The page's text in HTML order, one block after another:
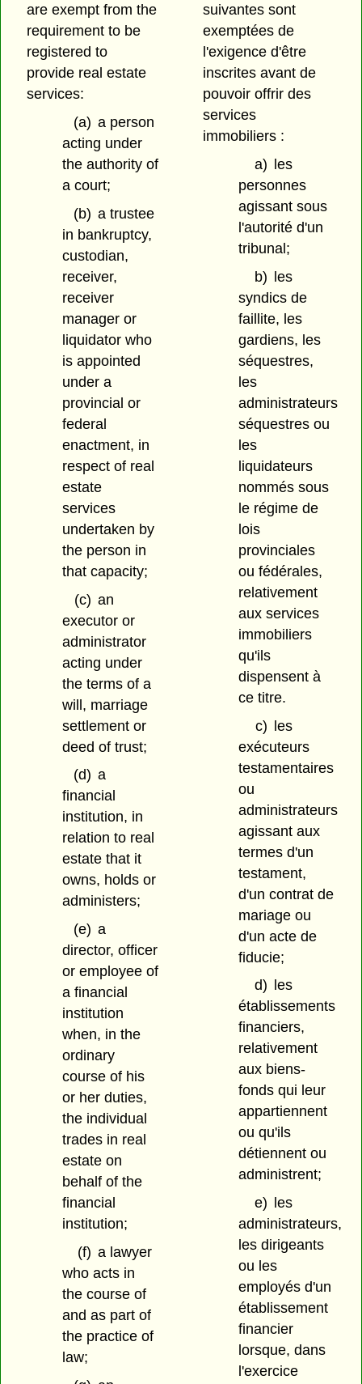
are exempt from the
requirement to be
registered to
provide real estate
services:
(a) a person
acting under
the authority of
a court;
(b) a trustee
in bankruptcy,
custodian,
receiver,
receiver
manager or
liquidator who
is appointed
under a
provincial or
federal
enactment, in
respect of real
estate
services
undertaken by
the person in
that capacity;
(c) an
executor or
administrator
acting under
the terms of a
will, marriage
settlement or
deed of trust;
(d) a
financial
institution, in
relation to real
estate that it
owns, holds or
administers;
(e) a
director, officer
or employee of
a financial
institution
when, in the
ordinary
course of his
or her duties,
the individual
trades in real
estate on
behalf of the
financial
institution;
(f) a lawyer
who acts in
the course of
and as part of
the practice of
law;
suivantes sont
exemptées de
l'exigence d'être
inscrites avant de
pouvoir offrir des
services
immobiliers :
a)
les
personnes
agissant sous
l'autorité d'un
tribunal;
b) les
syndics de
faillite, les
gardiens, les
séquestres,
les
administrateurs
séquestres ou
les
liquidateurs
nommés sous
le régime de
lois
provinciales
ou fédérales,
relativement
aux services
immobiliers
qu'ils
dispensent à
ce titre.
c) les
exécuteurs
testamentaires
ou
administrateurs
agissant aux
termes d'un
testament,
d'un contrat de
mariage ou
d'un acte de
fiducie;
d)
les
établissements
financiers,
relativement
aux biens-
fonds qui leur
appartiennent
ou qu'ils
détiennent ou
administrent;
e)
les
administrateurs,
les dirigeants
ou les
employés d'un
établissement
financier
lorsque, dans
l'exercice